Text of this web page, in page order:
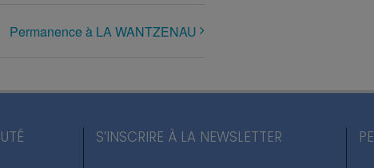
Permanence à LA WANTZENAU
S’INSCRIRE À LA NEWSLETTER